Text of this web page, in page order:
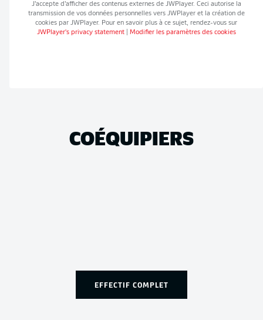
J’accepte d’afficher des contenus externes de JWPlayer. Ceci autorise la
transmission de vos données personnelles vers JWPlayeret la création de
cookies par JWPlayer. Pour en savoir plus à ce sujet, rendez-vous sur
JWPlayer's privacy statement| Modifier les paramètres des cookies
COÉQUIPIERS
EFFECTIF COMPLET